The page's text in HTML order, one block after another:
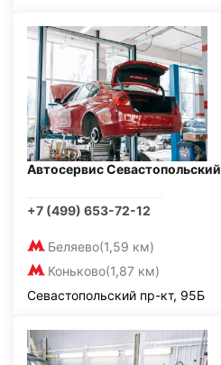
Автосервис Севастопольский
+7 (499) 653-72-12
Беляево(1,59 км)
Коньково(1,87 км)
Севастопольский пр-кт, 95Б